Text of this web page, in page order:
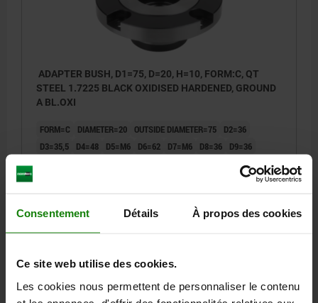
Consentement Détails À propos des cookies
Ce site web utilise des cookies.
Les cookies nous permettent de personnaliser le contenu
ADAPTER BUSH, D1=75, D=20, H=10, FORM:C, QT
STEEL 1.7225 BLACK OXIDISED HARDENED, GROUND
A BL.OXI
FORM=C DIAMETER=20 OUTSIDE DIAMETER=75
D2=36
D3=35,5
D4=48 D5=M6 D6=62 D7=M6 D8=36
D9=36
249,91 €
plus sales tax
DETAILS